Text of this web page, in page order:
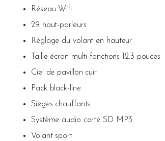
Réseau Wifi
29 haut-parleurs
Réglage du volant en hauteur
Taille écran multi-fonctions 12.3 pouces
Ciel de pavillon cuir
Pack black-line
Sièges chauffants
Système audio carte SD MP3
Volant sport